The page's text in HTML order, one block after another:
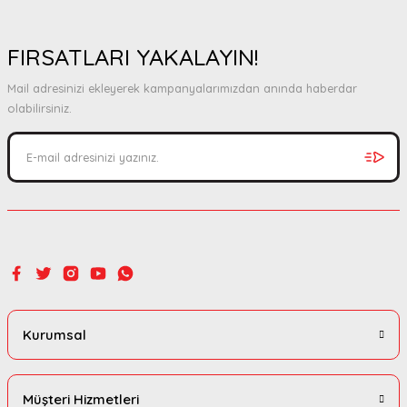
FIRSATLARI YAKALAYIN!
Mail adresinizi ekleyerek kampanyalarımızdan anında haberdar
olabilirsiniz.
Kurumsal
Müşteri Hizmetleri